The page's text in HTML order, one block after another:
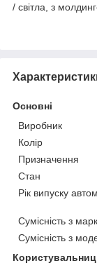
/ світла, з
Основні
Виробник
Колір
Призначення
Стан
Рік випуску
Сумісність з
Сумісність з